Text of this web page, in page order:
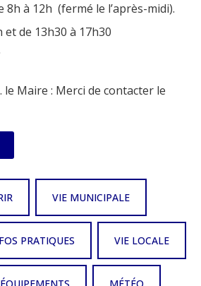
8h à 12h (fermé le l’après-midi).
et de 13h30 à 17h30
le Maire : Merci de contacter le
VIE MUNICIPALE
PRATIQUES VIE LOCALE